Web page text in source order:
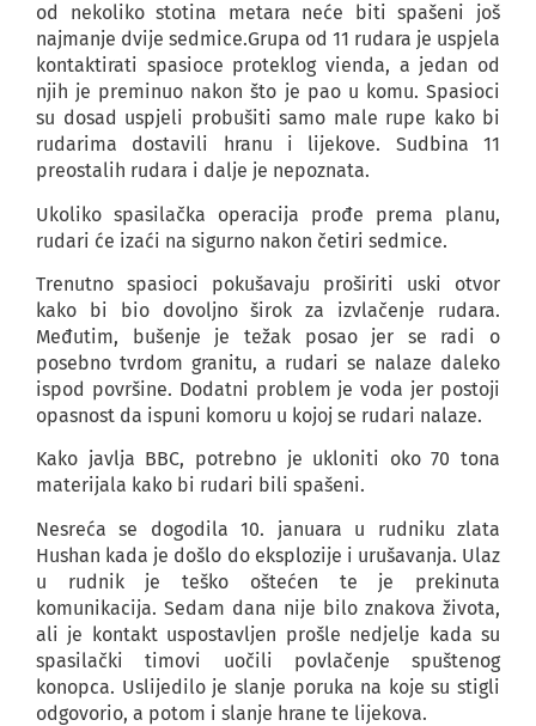
od nekoliko stotina metara neće biti spašeni još
najmanje dvije sedmice.Grupa od 11 rudara je uspjela
kontaktirati spasioce proteklog vienda, a jedan od
njih je preminuo nakon što je pao u komu. Spasioci
su dosad uspjeli probušiti samo male rupe kako bi
rudarima dostavili hranu i lijekove. Sudbina 11
preostalih rudara i dalje je nepoznata.
Ukoliko spasilačka operacija prođe prema planu,
rudari će izaći na sigurno nakon četiri sedmice.
Trenutno spasioci pokušavaju proširiti uski otvor
kako bi bio dovoljno širok za izvlačenje rudara.
Međutim, bušenje je težak posao jer se radi o
posebno tvrdom granitu, a rudari se nalaze daleko
ispod površine. Dodatni problem je voda jer postoji
opasnost da ispuni komoru u kojoj se rudari nalaze.
Kako javlja BBC, potrebno je ukloniti oko 70 tona
materijala kako bi rudari bili spašeni.
Nesreća se dogodila 10. januara u rudniku zlata
Hushan kada je došlo do eksplozije i urušavanja. Ulaz
u rudnik je teško oštećen te je prekinuta
komunikacija. Sedam dana nije bilo znakova života,
ali je kontakt uspostavljen prošle nedjelje kada su
spasilački timovi uočili povlačenje spuštenog
konopca. Uslijedilo je slanje poruka na koje su stigli
odgovorio, a potom i slanje hrane te lijekova.